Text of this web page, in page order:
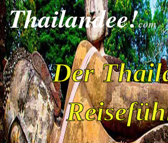
Thailandee!com
Der